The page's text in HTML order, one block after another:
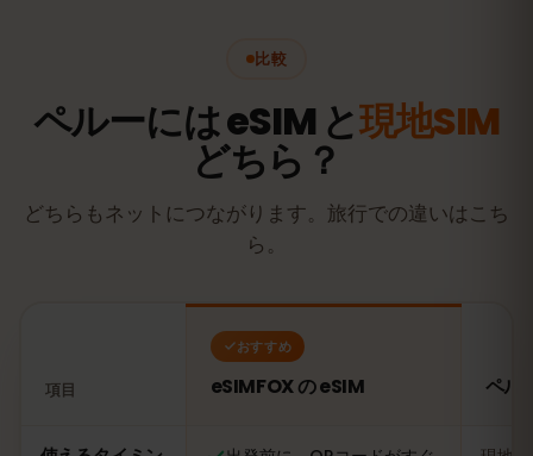
比較
ペルーには eSIM と現地SIM
どちら？
どちらもネットにつながります。旅行での違いはこち
ら。
項目
おすすめ
eSIMFOX の eSIM ペル